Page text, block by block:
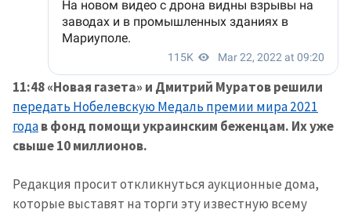
11:48 «Новая газета» и Дмитрий Муратов решили
передать Нобелевскую Медаль премии мира 2021
годав фонд помощи украинским беженцам. Их уже
свыше 10 миллионов.
Редакция просит откликнуться аукционные дома,
которые выставят на торги эту известную всему